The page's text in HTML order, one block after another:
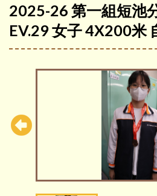
2025-26 第一組短池
EV.29 女子 4X200米